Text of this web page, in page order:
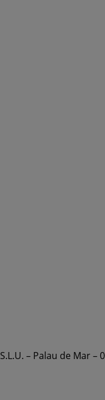
– Palau de Mar –